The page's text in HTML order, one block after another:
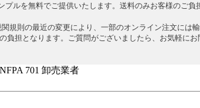
プルを無料でご提供いたします。送料のみお客様のご負
関規則の最近の変更により、一部のオンライン注文には
負担となります。ご質問がございましたら、お気軽に
701 卸売業者